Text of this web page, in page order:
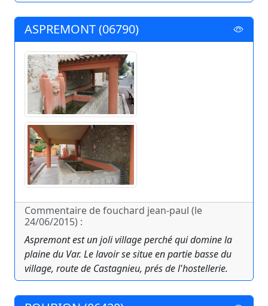
ASPREMONT (06790)
Commentaire de fouchard jean-paul (le
24/06/2015) :
Aspremont est un joli village perché qui domine la
plaine du Var. Le lavoir se situe en partie basse du
village, route de Castagnieu, prés de l'hostellerie.